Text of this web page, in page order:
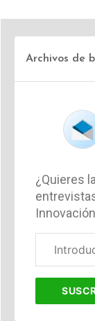
Archivos de
¿Quieres
electrónico